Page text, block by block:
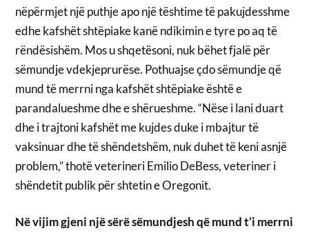
nëpërmjet një puthje apo një tështime të pakujdesshme
edhe kafshët shtëpiake kanë ndikimin e tyre po aq të
rëndësishëm. Mos u shqetësoni, nuk bëhet fjalë për
sëmundje vdekjeprurëse. Pothuajse çdo sëmundje që
mund të merrni nga kafshët shtëpiake është e
parandalueshme dhe e shërueshme. “Nëse i lani duart
dhe i trajtoni kafshët me kujdes duke i mbajtur të
vaksinuar dhe të shëndetshëm, nuk duhet të keni asnjë
problem,” thotë veterineri Emilio DeBess, veteriner i
shëndetit publik për shtetin e Oregonit.
Në vijim gjeni një sërë sëmundjesh që mund t’i merrni